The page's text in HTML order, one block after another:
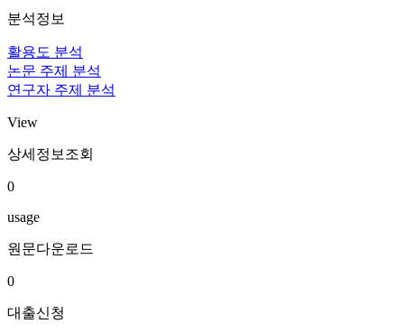
분석정보
활용도 분석
논문 주제 분석
연구자 주제 분석
View
상세정보조회
0
usage
원문다운로드
0
대출신청